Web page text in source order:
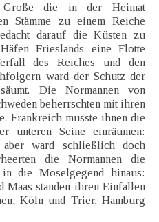
die in der Heimat
Stämme zu einem Reiche
darauf die Küsten zu
Frieslands eine Flotte
des Reiches und den
ward der Schutz der
Die Normannen von
beherrschten mit ihren
Frankreich musste ihnen die
unteren Seine einräumen:
aber ward schließlich doch
die Normannen die
die Moselgegend hinaus:
Maas standen ihren Einfallen
Köln und Trier, Hamburg